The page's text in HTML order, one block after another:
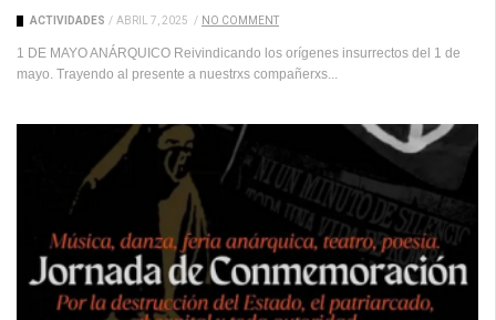
ACTIVIDADES / ABRIL 7, 2025 / NO COMMENT
1 DE MAYO ANÁRQUICO Reivindicando los orígenes insurrectos del 1 de
mayo. Trayendo al presente a nuestrxs compañerxs...